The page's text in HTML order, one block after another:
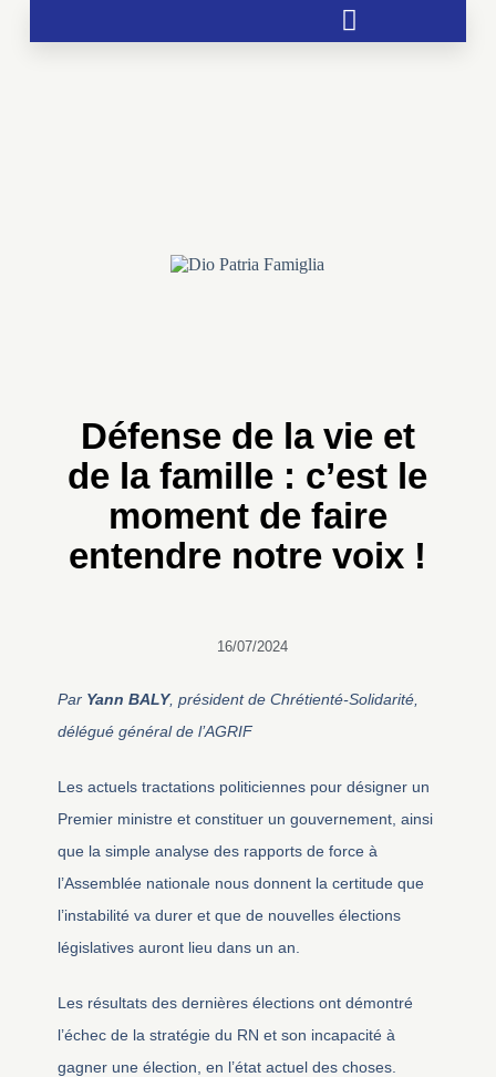
Défense de la vie et
de la famille : c’est le
moment de faire
entendre notre voix !
16/07/2024
Par Yann BALY, président de Chrétienté-Solidarité,
délégué général de l’AGRIF
Les actuels tractations politiciennes pour désigner un
Premier ministre et constituer un gouvernement, ainsi
que la simple analyse des rapports de force à
l’Assemblée nationale nous donnent la certitude que
l’instabilité va durer et que de nouvelles élections
législatives auront lieu dans un an.
Les résultats des dernières élections ont démontré
l’échec de la stratégie du RN et son incapacité à
gagner une élection, en l’état actuel des choses.